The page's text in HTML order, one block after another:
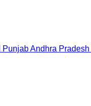
PunjabAndhra Pradesh